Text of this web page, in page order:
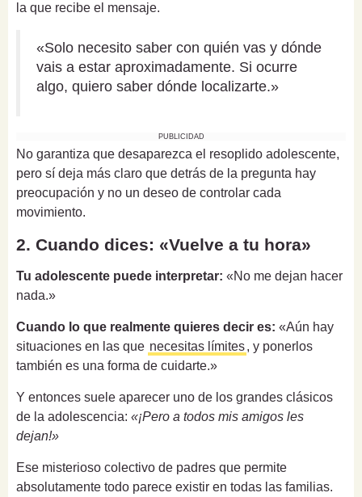
la que recibe el mensaje.
«Solo necesito saber con quién vas y dónde
vais a estar aproximadamente. Si ocurre
algo, quiero saber dónde localizarte.»
PUBLICIDAD
No garantiza que desaparezca el resoplido adolescente,
pero sí deja más claro que detrás de la pregunta hay
preocupación y no un deseo de controlar cada
movimiento.
2. Cuando dices: «Vuelve a tu hora»
Tu adolescente puede interpretar: «No me dejan hacer
nada.»
Cuando lo que realmente quieres decir es: «Aún hay
situaciones en las que necesitas límites, y ponerlos
también es una forma de cuidarte.»
Y entonces suele aparecer uno de los grandes clásicos
de la adolescencia: «¡Pero a todos mis amigos les
dejan!»
Ese misterioso colectivo de padres que permite
absolutamente todo parece existir en todas las familias.